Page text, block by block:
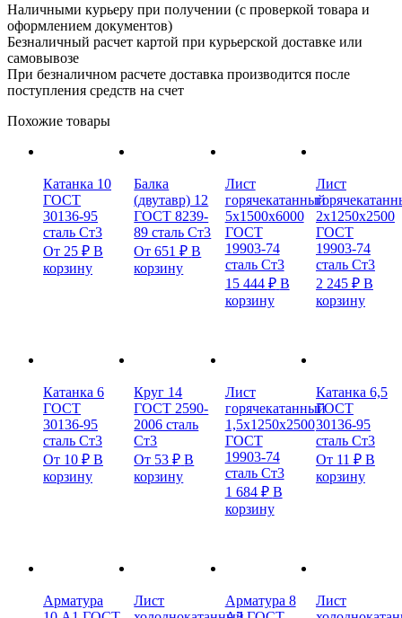
Наличными курьеру при получении (с проверкой товара и
оформлением документов)
Безналичный расчет картой при курьерской доставке или
самовывозе
При безналичном расчете доставка производится после
поступления средств на счет
Похожие товары
Катанка 10
ГОСТ
30136-95
сталь Ст3
От 25 ₽ В
корзину
Балка
(двутавр) 12
ГОСТ 8239-
89 сталь Ст3
От651₽ В
корзину
Лист
горячекатанный
5х1500х6000
ГОСТ
19903-74
сталь Ст3
15 444 ₽ В
корзину
Лист
2х1250х2500
ГОСТ
19903-74
сталь Ст3
2 245 ₽ В
корзину
Катанка 6
ГОСТ
30136-95
сталь Ст3
От 10 ₽ В
корзину
Круг 14
ГОСТ 2590-
2006 сталь
Ст3
От 53₽ В
корзину
Лист
горячекатанный
1,5х1250х2500
ГОСТ
19903-74
сталь Ст3
1 684 ₽ В
корзину
Катанка 6,5
ГОСТ
30136-95
сталь Ст3
От 11 ₽ В
корзину
Арматура
Лист
Арматура 8
Лист